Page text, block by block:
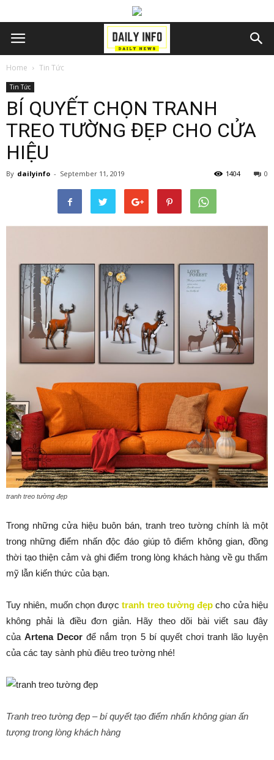
Home Tin Tức
Tin Tức
BÍ QUYẾT CHỌN TRANH
TREO TƯỜNG ĐẸP CHO CỬA
HIỆU
By dailyinfo - September 11, 2019 0
1404
tranh treo tường đẹp
Trong những cửa hiệu buôn bán, tranh treo tường chính là một
trong những điểm nhấn độc đáo giúp tô điểm không gian, đồng
thời tạo thiện cảm và ghi điểm trong lòng khách hàng về gu thẩm
mỹ lẫn kiến thức của bạn.
Tuy nhiên, muốn chọn đượctranh treo tường đẹp cho cửa hiệu
không phải là điều đơn giản. Hãy theo dõi bài viết sau đây
củaArtena Decor để nắm trọn 5 bí quyết chơi tranh lão luyện
của các tay sành phù điêu treo tường nhé!
Tranh treo tường đẹp – bí quyết tạo điểm nhấn không gian ấn
tượng trong lòng khách hàng